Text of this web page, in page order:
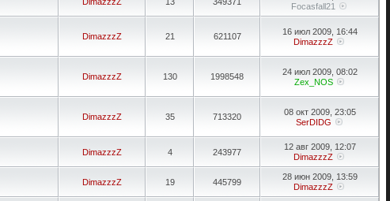
Focasfall21
DimazzzZ 21 621107
16 июл 2009, 16:44
DimazzzZ
DimazzzZ 130 1998548
24 июл 2009, 08:02
Zex_NOS
DimazzzZ 35 713320
08 окт 2009, 23:05
SerDIDG
DimazzzZ 4 243977
12 авг 2009, 12:07
DimazzzZ
DimazzzZ 19 445799
28 июн 2009, 13:59
DimazzzZ